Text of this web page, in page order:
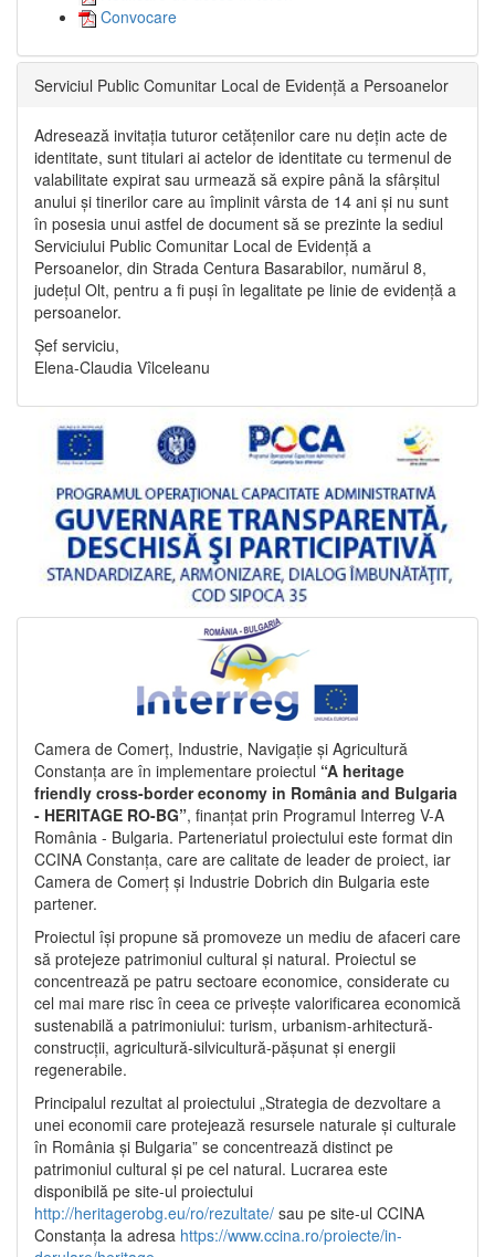
Convocare
Serviciul Public Comunitar Local de Evidență a Persoanelor
Adresează invitația tuturor cetățenilor care nu dețin acte de
identitate, sunt titulari ai actelor de identitate cu termenul de
valabilitate expirat sau urmează să expire până la sfârșitul
anului și tinerilor care au împlinit vârsta de 14 ani și nu sunt
în posesia unui astfel de document să se prezinte la sediul
Serviciului Public Comunitar Local de Evidență a
Persoanelor, din Strada Centura Basarabilor, numărul 8,
județul Olt, pentru a fi puși în legalitate pe linie de evidență a
persoanelor.
Șef serviciu,
Elena-Claudia Vîlceleanu
Camera de Comerț, Industrie, Navigație și Agricultură
Constanța are în implementare proiectul “A heritage
friendly cross-border economy in România and Bulgaria
- HERITAGE RO-BG”, finanțat prin Programul Interreg V-A
România - Bulgaria. Parteneriatul proiectului este format din
CCINA Constanța, care are calitate de leader de proiect, iar
Camera de Comerț și Industrie Dobrich din Bulgaria este
partener.
Proiectul își propune să promoveze un mediu de afaceri care
să protejeze patrimoniul cultural și natural. Proiectul se
concentrează pe patru sectoare economice, considerate cu
cel mai mare risc în ceea ce privește valorificarea economică
sustenabilă a patrimoniului: turism, urbanism-arhitectură-
construcții, agricultură-silvicultură-pășunat și energii
regenerabile.
Principalul rezultat al proiectului „Strategia de dezvoltare a
unei economii care protejează resursele naturale și culturale
în România și Bulgaria” se concentrează distinct pe
patrimoniul cultural și pe cel natural. Lucrarea este
disponibilă pe site-ul proiectului
http://heritagerobg.eu/ro/rezultate/ sau pe site-ul CCINA
Constanța la adresa https://www.ccina.ro/proiecte/in-